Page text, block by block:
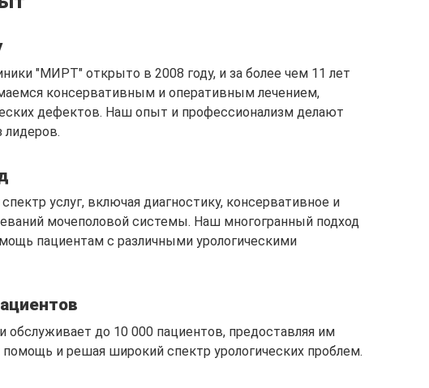
"МИРТ" открыто в 2008 году, и за более чем 11 лет
консервативным и оперативным лечением,
дефектов. Наш опыт и профессионализм делают
лидеров.
услуг, включая диагностику, консервативное и
мочеполовой системы. Наш многогранный подход
пациентам с различными урологическими
обслуживает до 10 000 пациентов, предоставляя им
и решая широкий спектр урологических проблем.